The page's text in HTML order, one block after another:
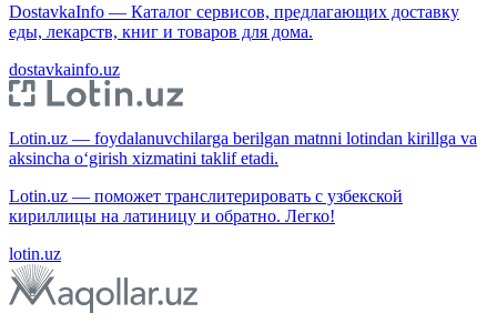
DostavkaInfo — Каталог сервисов, предлагающих доставку
еды, лекарств, книг и товаров для дома.
dostavkainfo.uz
Lotin.uz — foydalanuvchilarga berilgan matnni lotindan kirillga va
aksincha o‘girish xizmatini taklif etadi.
Lotin.uz — поможет транслитерировать с узбекской
кириллицы на латиницу и обратно. Легко!
lotin.uz